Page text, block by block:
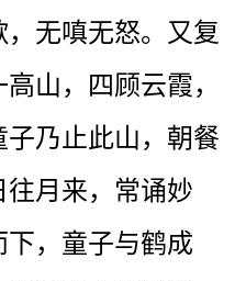
无嗔无怒。又复
山，四顾云霞，
乃止此山，朝餐
月来，常诵妙
，童子与鹤成